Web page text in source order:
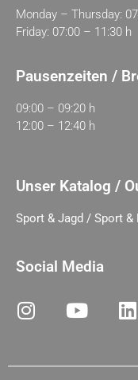
Monday – Thursday:
Friday: 07:00 – 11:30 h
Pausenzeiten /
09:00 – 09:20 h
12:00 – 12:40 h
Unser Katalog /
Sport & Jagd / Sport &
Social Media